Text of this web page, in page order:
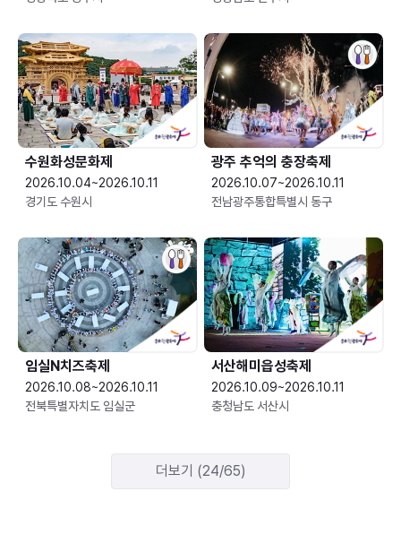
수원화성문화제
2026.10.04~2026.10.11
경기도 수원시
광주 추억의 충장축제
2026.10.07~2026.10.11
전남광주통합특별시 동구
임실N치즈축제
2026.10.08~2026.10.11
전북특별자치도 임실군
서산해미읍성축제
2026.10.09~2026.10.11
충청남도 서산시
더보기 (24/65)